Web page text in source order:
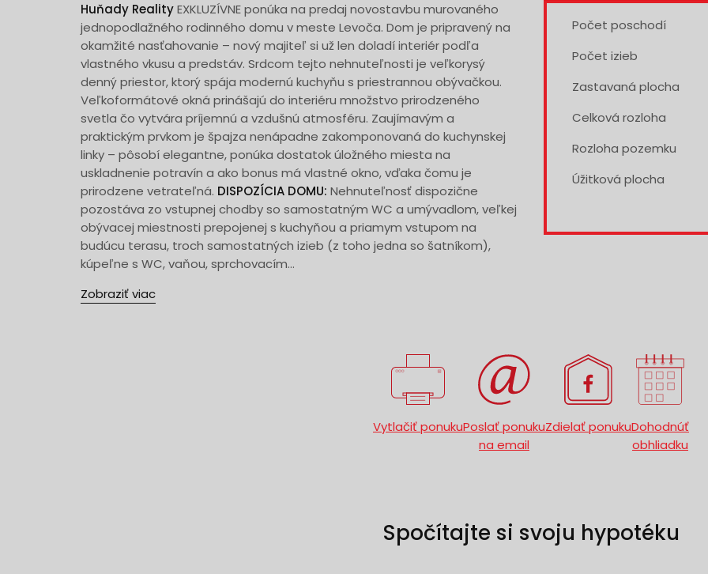
Huňady RealityEXKLUZÍVNE ponúka na predaj novostavbu murovaného
jednopodlažného rodinného domu v meste Levoča. Dom je pripravený na
okamžité nasťahovanie – nový majiteľ si už len doladí interiér podľa
vlastného vkusu a predstáv. Srdcom tejto nehnuteľnosti je veľkorysý
denný priestor, ktorý spája modernú kuchyňu s priestrannou obývačkou.
Veľkoformátové okná prinášajú do interiéru množstvo prirodzeného
svetla čo vytvára príjemnú a vzdušnú atmosféru. Zaujímavým a
praktickým prvkom je špajza nenápadne zakomponovaná do kuchynskej
linky – pôsobí elegantne, ponúka dostatok úložného miesta na
uskladnenie potravín a ako bonus má vlastné okno, vďaka čomu je
prirodzene vetrateľná. DISPOZÍCIA DOMU: Nehnuteľnosť dispozične
pozostáva zo vstupnej chodby so samostatným WC a umývadlom, veľkej
obývacej miestnosti prepojenej s kuchyňou a priamym vstupom na
budúcu terasu, troch samostatných izieb (z toho jedna so šatníkom),
kúpeľne s WC, vaňou, sprchovacím...
Zobraziť viac
Počet poschodí
Počet izieb
Zastavaná plocha
Celková rozloha
Rozloha pozemku
Úžitková plocha
Vytlačiť ponukuPoslať ponuku
na email
Zdielať ponukuDohodnúť
obhliadku
Spočítajte si svoju hypotéku